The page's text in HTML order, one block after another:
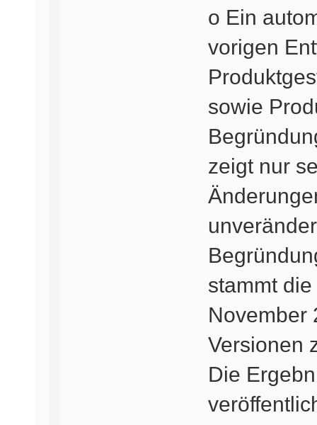
o Ein
vorigen
sowie
zeigt nur
stammt
November
Versionen
Die